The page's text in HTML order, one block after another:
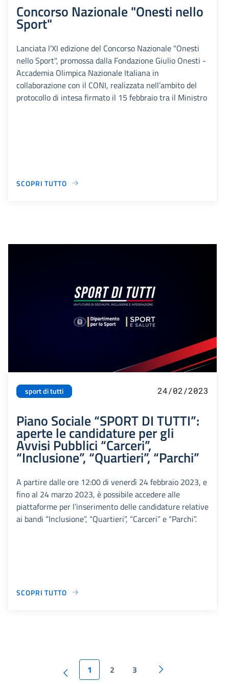
Concorso Nazionale "Onesti nello
Sport"
Lanciata l'XI edizione del Concorso Nazionale "Onesti
nello Sport", promossa dalla Fondazione Giulio Onesti -
Accademia Olimpica Nazionale Italiana in
collaborazione con il CONI, realizzata nell’ambito del
protocollo di intesa firmato il 15 febbraio tra il Ministro
SCOPRI TUTTO
sport di tutti 24/02/2023
Piano Sociale “SPORT DI TUTTI”:
aperte le candidature per gli
Avvisi Pubblici “Carceri”,
“Inclusione”, “Quartieri”, “Parchi”
A partire dalle ore 12:00 di venerdì 24 febbraio 2023, e
fino al 24 marzo 2023, è possibile accedere alle
piattaforme per l’inserimento delle candidature relative
ai bandi “Inclusione”, “Quartieri”, “Carceri” e “Parchi”.
SCOPRI TUTTO
1 2 3